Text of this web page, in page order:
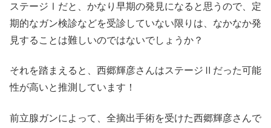
ステージⅠだと、かなり早期の発見になると思うので、定
期的なガン検診などを受診していない限りは、なかなか発
見することは難しいのではないでしょうか？
それを踏まえると、西郷輝彦さんはステージⅡだった可能
性が高いと推測しています！
前立腺ガンによって、全摘出手術を受けた西郷輝彦さんで